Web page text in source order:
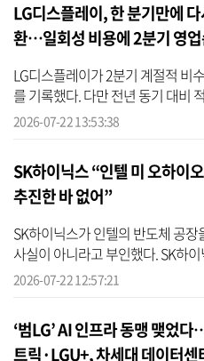
LG디스플레이, 한 분기만에
환…일회성 비용에 2분기 영
1077억
LG디스플레이가 2분기 계절적 비
를 기록했다. 다만 전년 동기 대비
흐름을 이어갔다. LG디스플레이는
2026-07-22 13:53:38
SK하이닉스 “인텔 미 오하이
추진한 바 없어”
SK하이닉스가 인텔의 반도체 공
사실이 아니라고 부인했다. SK하
반도체 공장 부지와 시설 인수를 추
2026-07-22 12:57:21
‘범LG’ AI 인프라 동맹 맺었
트릭·LGU+, 차세대 데이터센